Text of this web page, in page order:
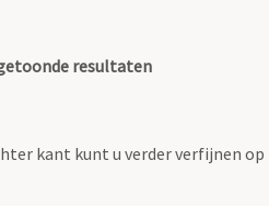
resultaten
kant kunt u verder verfijnen